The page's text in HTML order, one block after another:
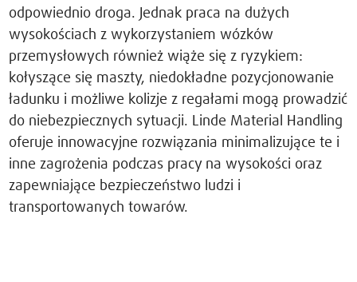
odpowiednio droga. Jednak praca na dużych
wysokościach z wykorzystaniem wózków
przemysłowych również wiąże się z ryzykiem:
kołyszące się maszty, niedokładne pozycjonowanie
ładunku i możliwe kolizje z regałami mogą prowadzić
do niebezpiecznych sytuacji. Linde Material Handling
oferuje innowacyjne rozwiązania minimalizujące te i
inne zagrożenia podczas pracy na wysokości oraz
zapewniające bezpieczeństwo ludzi i
transportowanych towarów.